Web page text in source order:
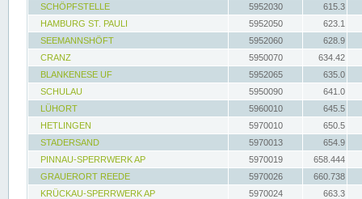
SCHÖPFSTELLE
5952030
615.3
HAMBURG ST. PAULI
5952050
623.1
SEEMANNSHÖFT
5952060
628.9
CRANZ
5950070
634.42
BLANKENESE UF
5952065
635.0
SCHULAU
5950090
641.0
LÜHORT
5960010
645.5
HETLINGEN
5970010
650.5
STADERSAND
5970013
654.9
PINNAU-SPERRWERK AP
5970019
658.444
GRAUERORT REEDE
5970026
660.738
KRÜCKAU-SPERRWERK AP
5970024
663.3